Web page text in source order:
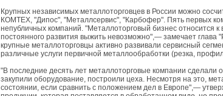
Крупных независимых металлоторговцев в России можно
КОМТЕХ, "Дипос", "Металлсервис", "Карбофер". Пять первых
непубличных компаний. "Металлоторговый бизнес относится
постоянного развития выжить невозможно",— замечает
крупные металлоторговцы активно развивали сервисный
различные услуги первичной металлообработки (резка,
"В последние десять лет металлоторговые компании
закупили оборудование, построили цеха. Несмотря на это,
состоянии, если сравнить с положением дел в Европе",—